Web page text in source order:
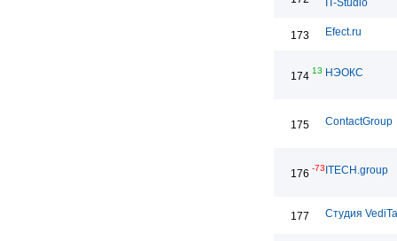
IT-Studio
173 Efect.ru
174 13 НЭОКС
175 ContactGroup
176 -73 ITECH.group
177 Студия VediTa